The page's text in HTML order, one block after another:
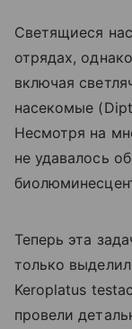
Светящиеся
отрядах,
включая
насекомые (
Несмотря на
не удавалось
Теперь эта
только
Keroplatus
провели